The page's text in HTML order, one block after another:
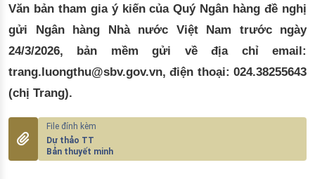
Văn bản tham gia ý kiến của Quý Ngân hàng đề nghị
gửi Ngân hàng Nhà nước Việt Nam trước ngày
24/3/2026, bản mềm gửi về địa chỉ email:
trang.luongthu@sbv.gov.vn, điện thoại: 024.38255643
(chị Trang).
Dự thảo TT
Bản thuyết minh